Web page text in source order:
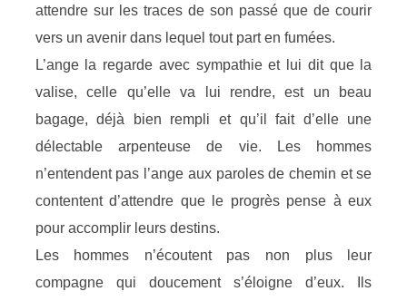
attendre sur les traces de son passé que de courir
vers un avenir dans lequel tout part en fumées.
L’ange la regarde avec sympathie et lui dit que la
valise, celle qu’elle va lui rendre, est un beau
bagage, déjà bien rempli et qu’il fait d’elle une
délectable arpenteuse de vie. Les hommes
n’entendent pas l’ange aux paroles de chemin et se
contentent d’attendre que le progrès pense à eux
pour accomplir leurs destins.
Les hommes n’écoutent pas non plus leur
compagne qui doucement s’éloigne d’eux. Ils